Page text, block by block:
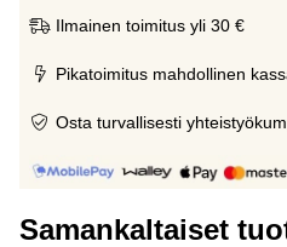
Ilmainen toimitus yli 30 €
Pikatoimitus mahdollinen
Osta turvallisesti
Samankaltaiset